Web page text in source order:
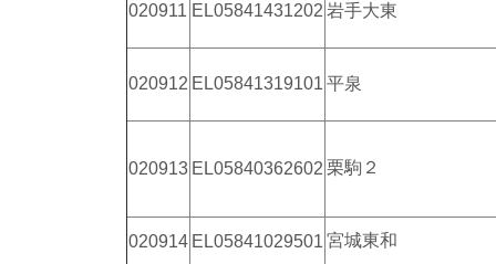
020911 EL05841431202 岩手大東
020912 EL05841319101 平泉
020913 EL05840362602 栗駒２
020914 EL05841029501 宮城東和